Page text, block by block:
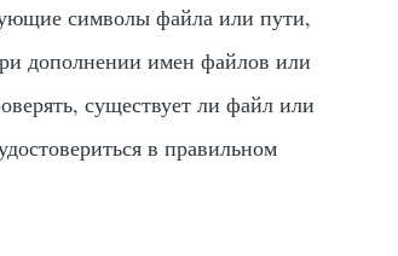
символы файла или пути,
дополнении имен файлов или
существует ли файл или
в правильном